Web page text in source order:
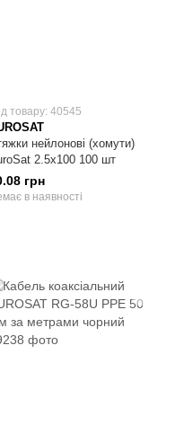
товару: 40545
нейлонові (хомути)
2.5x100 100 шт
грн
в наявності